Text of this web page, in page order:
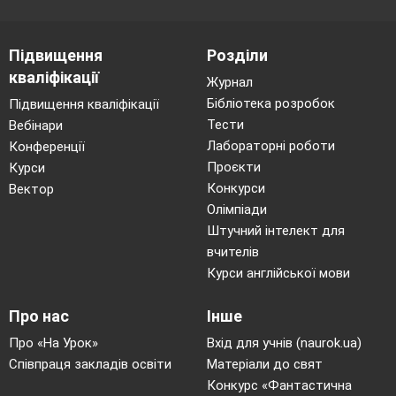
Щоб не випасти із цього грішного світу,
Хоч раз…»
Епіфора– це художній засіб, подібній анафорі
та протилежний їй. Адже використання
епіфори визначається повторенням кінцівок у
художніх творах. Епіфори вживаються як у
поезії, так і в прозі та драмі.
Прикладом епіфори слугує уривок вірша Надії
—
Відрубаємо — і ти будеш щасливий.
— У тебе задовгі ноги, — сказав Прокруст, —
Відрубаємо — і ти будеш щасливий.
Підвищення
кваліфікації
Підвищення кваліфікації
Вебінари
Конференції
Курси
Вектор
Розділи
Журнал
Бібліотека розробок
Тести
Лабораторні роботи
Проєкти
Конкурси
Олімпіади
Штучний інтелект для
вчителів
Курси англійської мови
Про нас
Про «На Урок»
Співпраця закладів освіти
Інше
Вхід для учнів (naurok.ua)
Матеріали до свят
Конкурс «Фантастична